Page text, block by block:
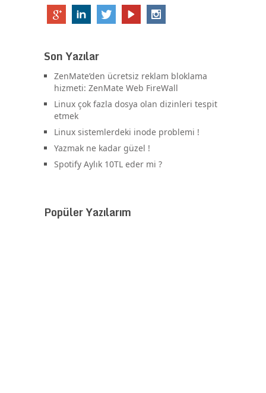
Son Yazılar
ZenMate’den ücretsiz reklam bloklama
hizmeti: ZenMate Web FireWall
Linux çok fazla dosya olan dizinleri tespit
etmek
Linux sistemlerdeki inode problemi !
Yazmak ne kadar güzel !
Spotify Aylık 10TL eder mi ?
Popüler Yazılarım